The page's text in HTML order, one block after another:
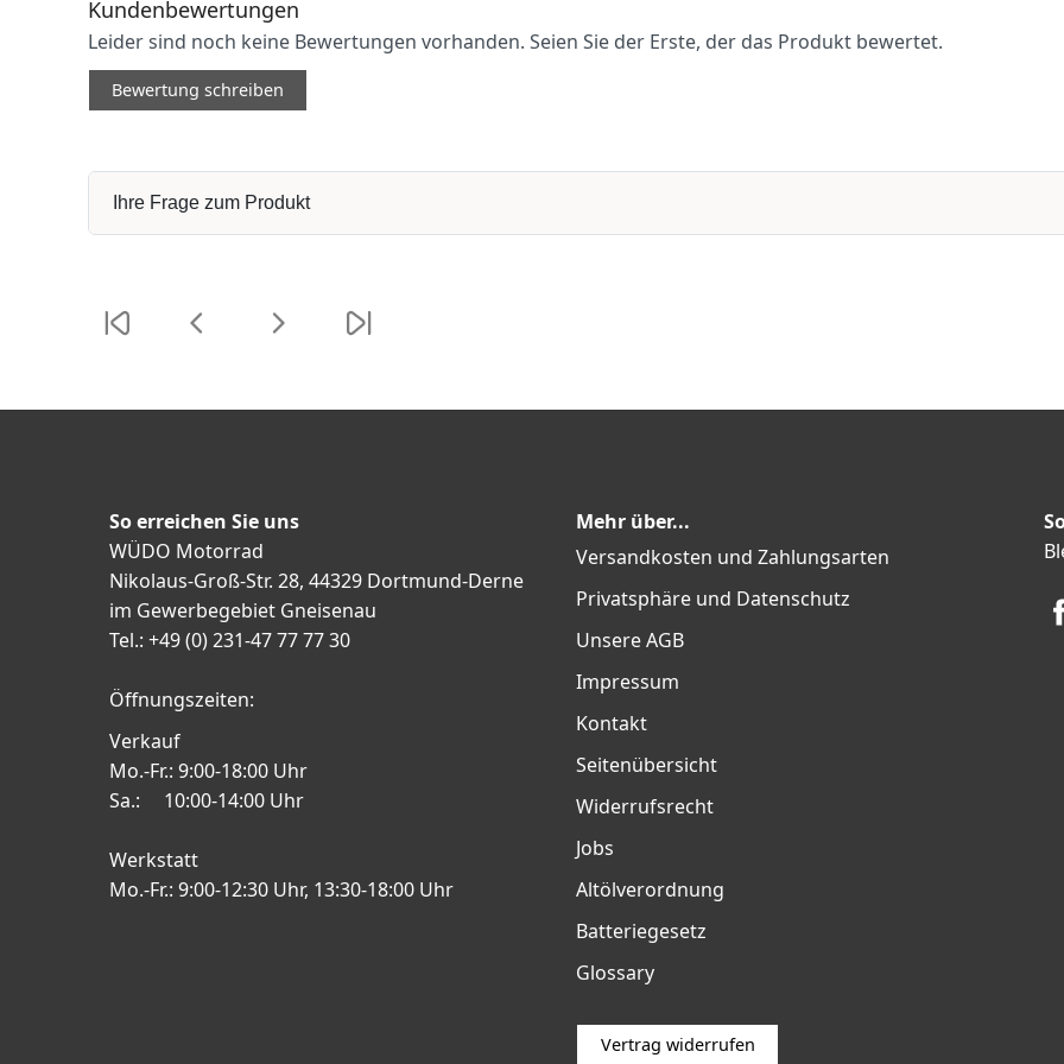
Kundenbewertungen
Leider sind noch keine Bewertungen vorhanden. Seien Sie der Erste, der das Produkt bewertet.
Bewertung schreiben
Ihre Frage zum Produkt
So erreichen Sie uns
WÜDO Motorrad
Nikolaus-Groß-Str. 28, 44329 Dortmund-Derne
im Gewerbegebiet Gneisenau
Tel.: +49 (0) 231-47 77 77 30
Öffnungszeiten:
Verkauf
Mo.-Fr.: 9:00-18:00 Uhr
Sa.: 10:00-14:00 Uhr
Werkstatt
Mo.-Fr.: 9:00-12:30 Uhr, 13:30-18:00 Uhr
Mehr über...
Versandkosten und Zahlungsarten
Privatsphäre und Datenschutz
Unsere AGB
Impressum
Kontakt
Seitenübersicht
Widerrufsrecht
Jobs
Altölverordnung
Batteriegesetz
Glossary
Vertrag widerrufen